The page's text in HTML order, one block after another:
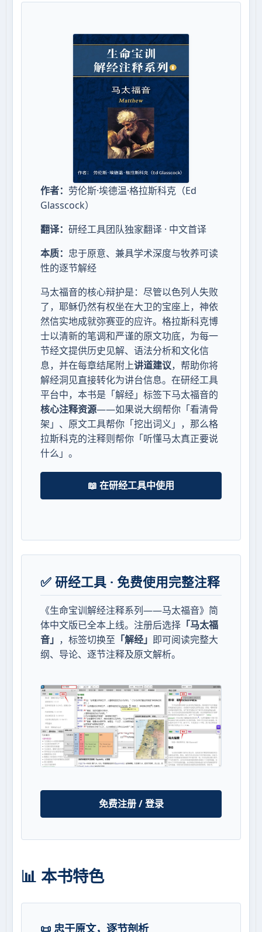
作者： 劳伦斯·埃德温·格拉斯科克（Ed
Glasscock）
翻译： 研经工具团队独家翻译 · 中文首译
本质： 忠于原意、兼具学术深度与牧养可读
性的逐节解经
马太福音的核心辩护是：尽管以色列人失败
了，耶稣仍然有权坐在大卫的宝座上，神依
然信实地成就弥赛亚的应许。格拉斯科克博
士以清新的笔调和严谨的原文功底，为每一
节经文提供历史见解、语法分析和文化信
息，并在每章结尾附上讲道建议，帮助你将
解经洞见直接转化为讲台信息。在研经工具
平台中，本书是「解经」标签下马太福音的
核心注释资源——如果说大纲帮你「看清骨
架」、原文工具帮你「挖出词义」，那么格
拉斯科克的注释则帮你「听懂马太真正要说
什么」。
📖 在研经工具中使用
✅ 研经工具 · 免费使用完整注释
《生命宝训解经注释系列——马太福音》简
体中文版已全本上线。注册后选择 「马太福
音」 ，标签切换至 「解经」 即可阅读完整大
纲、导论、逐节注释及原文解析。
免费注册 / 登录
📊 本书特色
📜 忠于原文，逐节剖析